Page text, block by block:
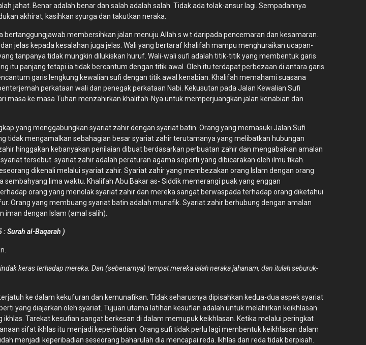
jahat. Benar adalah benar dan salah adalah salah. Tidak ada tolak-ansur lagi. Sempadannya
akhirat, kasihkan syurga dan takutkan neraka.
membersihkan jalan menuju Allah s.w.t daripada pencemaran dan kesamaran.
jelas kepada kesalahan juga jelas. Wali yang bertaraf khalifah mampu menghuraikan ucapan-
tanpanya tidak mungkin dilukiskan huruf. Wali-wali sufi adalah titik-titik yang membentuk garis
itu panjang tetapi ia tidak bercantum dengan titik awal. Oleh itu terdapat perbezaan di antara garis
garis lengkung kewalian sufi dengan titik awal kenabian. Khalifah memahami suasana
perkataan wali dan penegak perkataan Nabi. Kekusutan pada Jalan Kewalian Sufi
masa ke masa Tuhan menzahirkan khalifah-Nya untuk memperjuangkan jalan kenabian dan
yang menggabungkan syariat zahir dengan syariat batin. Orang yang memasuki Jalan Sufi
tidak mengamalkan sebahagian besar syariat zahir terutamanya yang melibatkan hubungan
hinggakan kebanyakan penilaian dibuat berdasarkan perbuatan zahir dan mengabaikan amalan
tersebut. syariat zahir adalah peraturan agama seperti yang dibicarakan oleh ilmu fikah.
dikenali melalui syariat zahir. Syariat zahir yang membezakan orang Islam dengan orang
lima waktu. Khalifah Abu Bakar as- Siddik memerangi puak yang enggan
orang yang menolak syariat zahir dan mereka sangat berwaspada terhadap orang diketahui
Orang yang membuang syariat batin adalah munafik. Syariat zahir berhubung dengan amalan
iman dengan Islam (amal salih).
: Surah al-Baqarah )
keras terhadap mereka. Dan (sebenarnya) tempat mereka ialah neraka jahanam, dan itulah seburuk-
ke dalam kekufuran dan kemunafikan. Tidak seharusnya dipisahkan kedua-dua aspek syariat
yang diajarkan oleh syariat. Tujuan utama latihan kesufian adalah untuk melahirkan keikhlasan
Tarekat kesufian sangat berkesan di dalam memupuk keikhlasan. Ketika melalui peringkat
sifat ikhlas itu menjadi keperibadian. Orang sufi tidak perlu lagi membentuk keikhlasan dalam
menjadi keperibadian seseorang baharulah dia mencapai reda. Ikhlas dan reda tidak berpisah.